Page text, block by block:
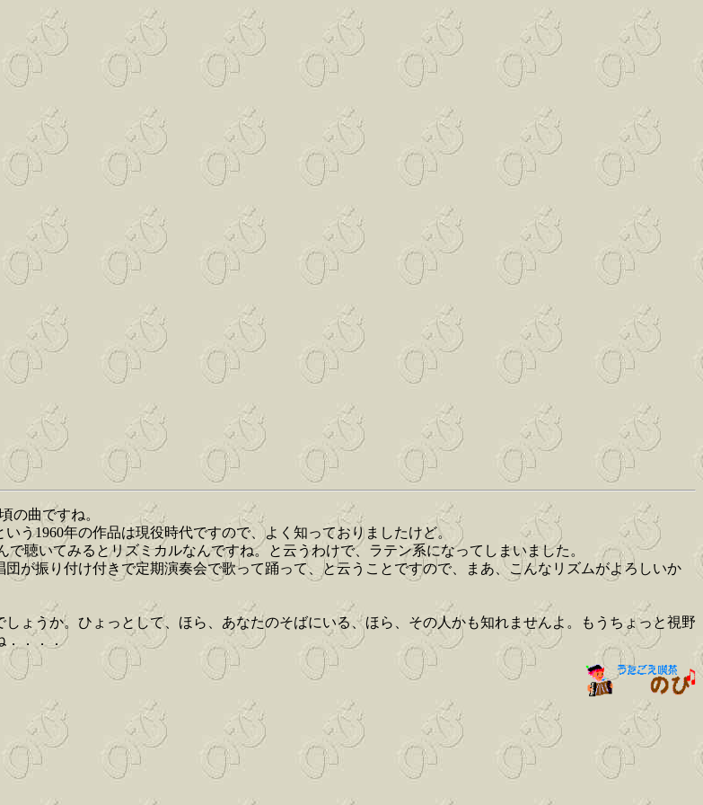
の曲ですね。
いう1960年の作品は現役時代ですので、よく知っておりましたけど。
聴いてみるとリズミカルなんですね。と云うわけで、ラテン系になってしまいました。
が振り付け付きで定期演奏会で歌って踊って、と云うことですので、まあ、こんなリズムがよろしいか
ょうか。ひょっとして、ほら、あなたのそばにいる、ほら、その人かも知れませんよ。もうちょっと視野
．．．．